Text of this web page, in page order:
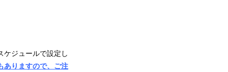
ケジュールで設定し
ありますので、ご注